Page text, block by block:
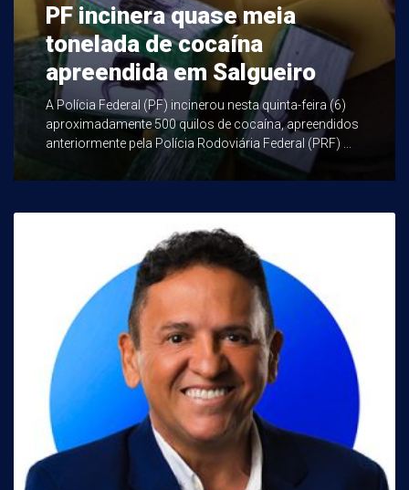
PF incinera quase meia
tonelada de cocaína
apreendida em Salgueiro
A Polícia Federal (PF) incinerou nesta quinta-feira (6)
aproximadamente 500 quilos de cocaína, apreendidos
anteriormente pela Polícia Rodoviária Federal (PRF) ...